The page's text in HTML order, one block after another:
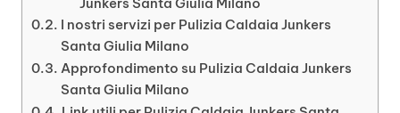
I nostri servizi per Pulizia Caldaia Junkers
Santa Giulia Milano
Approfondimento su Pulizia Caldaia Junkers
Santa Giulia Milano